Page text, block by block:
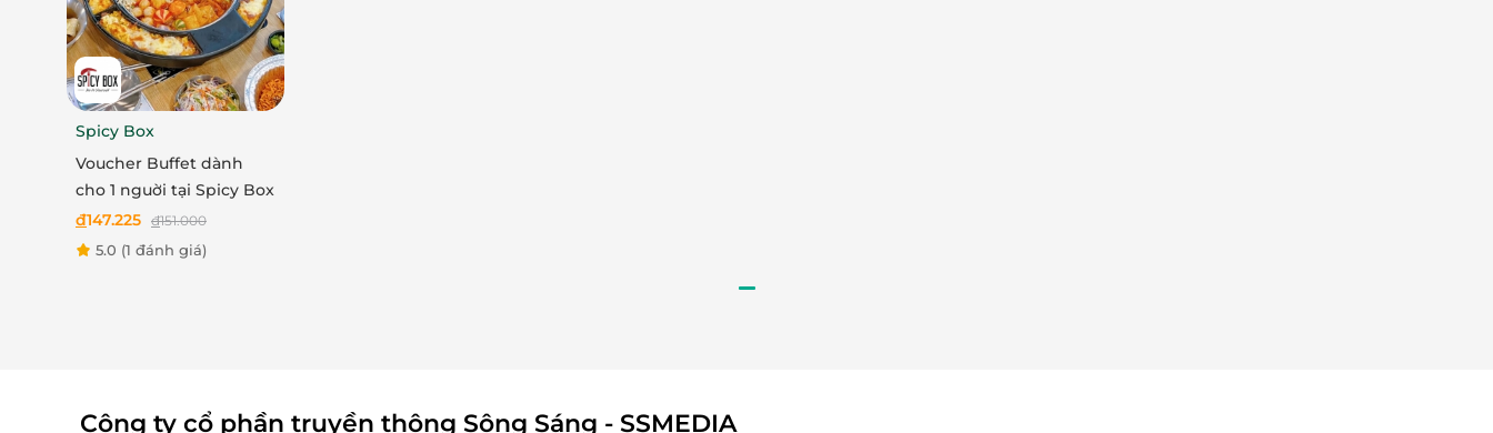
Spicy Box
Voucher Buffet dành
cho 1 nguời tại Spicy Box
đ147.225 đ151.000
5.0 (1 đánh giá)
Công ty cổ phần truyền thông Sông Sáng - SSMEDIA